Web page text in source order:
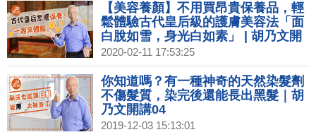
【美容養顏】不用買昂貴保養品，輕
鬆體驗古代皇后級的護膚美容法「面
白脫如雪，身光白如素」 | 胡乃文開
講02
2020-02-11 17:53:25
你知道嗎？有一種神奇的天然染髮劑
不傷髮質，染完後還能長出黑髮｜胡
乃文開講04
2019-12-03 15:13:01